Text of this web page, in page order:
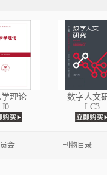
理论
J0
数字人文
LC3
会 刊物目录